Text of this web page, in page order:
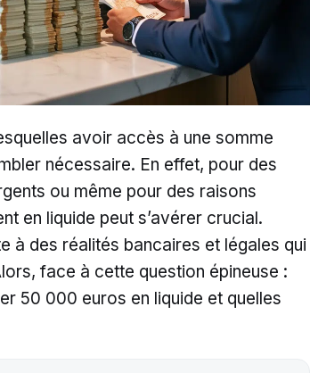
avoir accès à une somme
nécessaire. En effet, pour des
ou même pour des raisons
en liquide peut s’avérer crucial.
à des réalités bancaires et légales qui
face à cette question épineuse :
50 000 euros en liquide et quelles